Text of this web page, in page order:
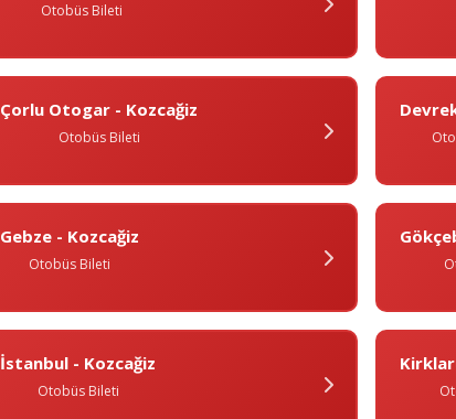
Otobüs Bileti
Çorlu Otogar - Kozcağiz
Otobüs Bileti
Gebze - Kozcağiz
Otobüs Bileti
İstanbul - Kozcağiz
Otobüs Bileti